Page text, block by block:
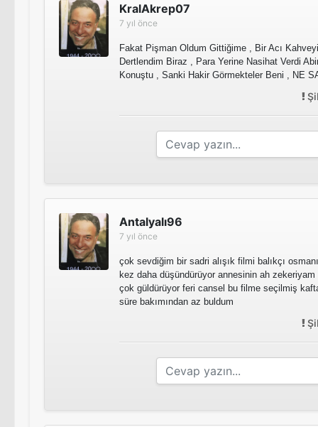
KralAkrep07
7 yıl önce
Fakat Pişman Oldum Gittiğime , Bir Acı
Dertlendim Biraz , Para Yerine Nasihat Verdi
Konuştu , Sanki Hakir Görmekteler Beni , NE
Antalyalı96
7 yıl önce
çok sevdiğim bir sadri alışık filmi balıkçı
kez daha düşündürüyor annesinin ah
çok güldürüyor feri cansel bu filme seçilmiş
süre bakımından az buldum